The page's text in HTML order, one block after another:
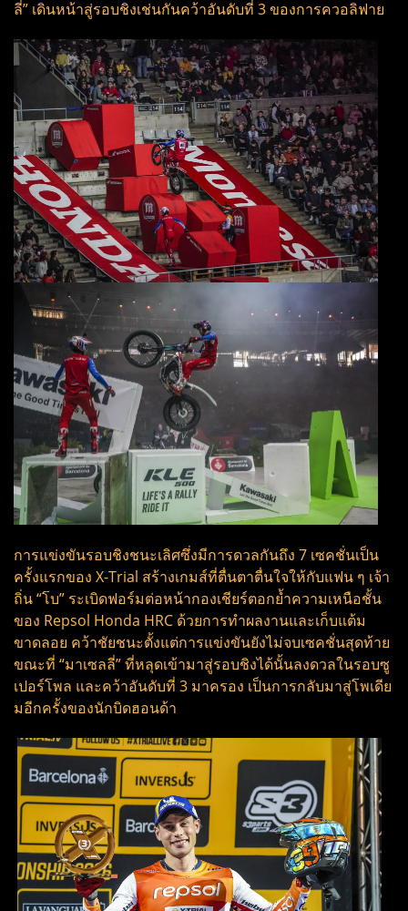
ลี่” เดินหน้าสู่รอบชิงเช่นกันคว้าอันดับที่ 3 ของการควอลิฟาย
การแข่งขันรอบชิงชนะเลิศซึ่งมีการดวลกันถึง 7 เซคชั่นเป็น
ครั้งแรกของ X-Trial สร้างเกมส์ที่ตื่นตาตื่นใจให้กับแฟน ๆ เจ้า
ถิ่น “โบ” ระเบิดฟอร์มต่อหน้ากองเชียร์ตอกย้ำความเหนือชั้น
ของ Repsol Honda HRC ด้วยการทำผลงานและเก็บแต้ม
ขาดลอย คว้าชัยชนะตั้งแต่การแข่งขันยังไม่จบเซคชั่นสุดท้าย
ขณะที่ “มาเซลลี่” ที่หลุดเข้ามาสู่รอบชิงได้นั้นลงดวลในรอบซู
เปอร์โพล และคว้าอันดับที่ 3 มาครอง เป็นการกลับมาสู่โพเดีย
มอีกครั้งของนักบิดฮอนด้า